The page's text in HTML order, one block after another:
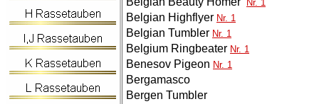
Nr. 1
Belgian Highflyer Nr. 1
Belgian Tumbler Nr. 1
Belgium Ringbeater Nr. 1
Benesov Pigeon Nr. 1
Bergamasco
Bergen Tumbler